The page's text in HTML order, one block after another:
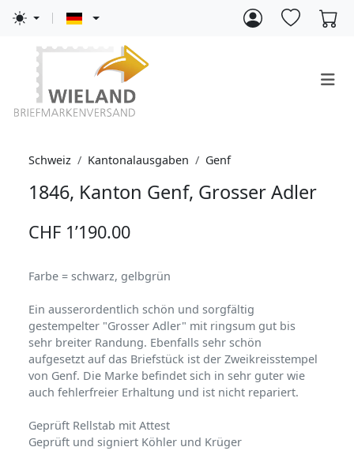
Schweiz Kantonalausgaben Genf
1846, Kanton Genf, Grosser Adler
CHF 1’190.00
Farbe = schwarz, gelbgrün
Ein ausserordentlich schön und sorgfältig
gestempelter "Grosser Adler" mit ringsum gut bis
sehr breiter Randung. Ebenfalls sehr schön
aufgesetzt auf das Briefstück ist der Zweikreisstempel
von Genf. Die Marke befindet sich in sehr guter wie
auch fehlerfreier Erhaltung und ist nicht repariert.
Geprüft Rellstab mit Attest
Geprüft und signiert Köhler und Krüger